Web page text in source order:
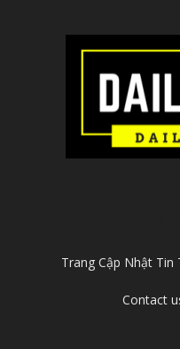
Trang Cập Nhật Tin
Contact